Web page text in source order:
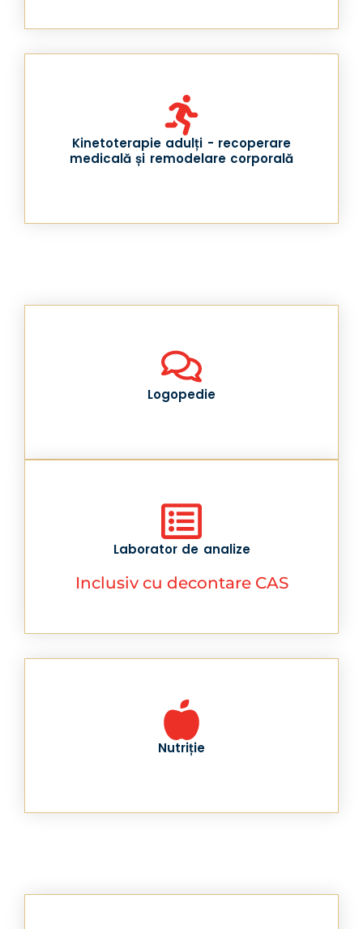
Kinetoterapie adulți - recoperare
medicală și remodelare corporală
Logopedie
Laborator de analize
Inclusiv cu decontare CAS
Nutriție